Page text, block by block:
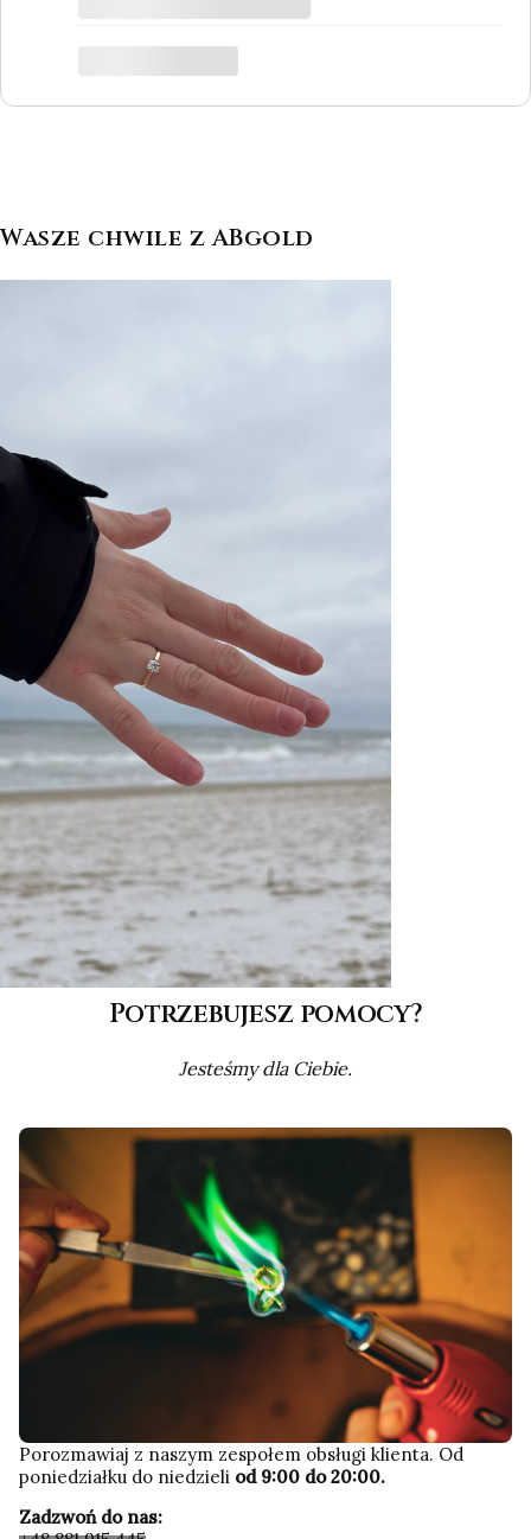
był to dla mnie bardzo ważny moment,
trafiłam w idealne miejsce.
Katarzyna Łącka
Wasze chwile z ABgold
Potrzebujesz pomocy?
Jesteśmy dla Ciebie.
Porozmawiaj z naszym zespołem obsługi klienta. Od
poniedziałku do niedzieli od 9:00 do 20:00.
Zadzwoń do nas: